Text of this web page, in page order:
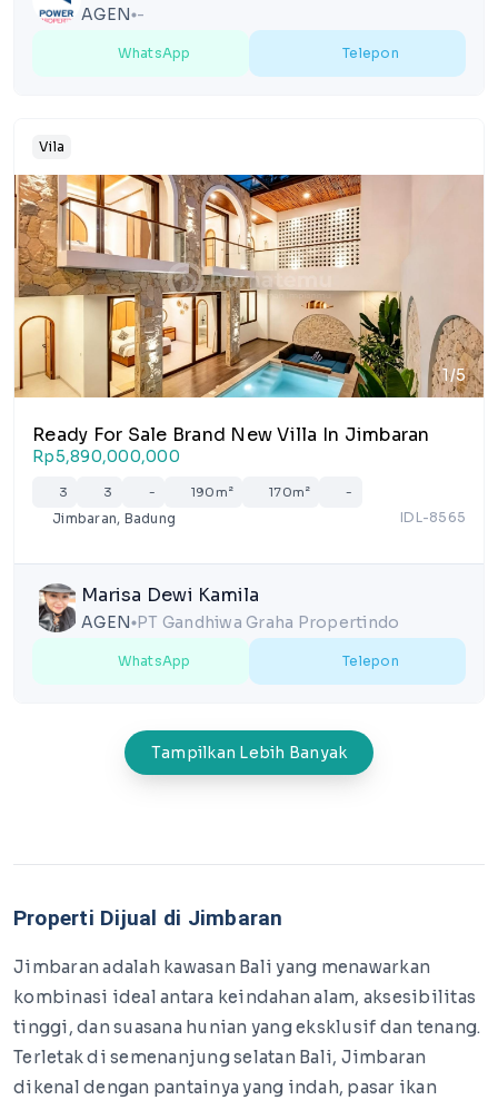
AGEN lens -
WhatsApp Telepon
Vila
1/5
Ready For Sale Brand New Villa In Jimbaran
Rp5,890,000,000
3 3 - 190m² 170m² -
Jimbaran, Badung IDL-8565
Marisa Dewi Kamila
AGEN lens PT Gandhiwa Graha Propertindo
WhatsApp Telepon
Tampilkan Lebih Banyak
Properti Dijual di Jimbaran
Jimbaran adalah kawasan Bali yang menawarkan
kombinasi ideal antara keindahan alam, aksesibilitas
tinggi, dan suasana hunian yang eksklusif dan tenang.
Terletak di semenanjung selatan Bali, Jimbaran
dikenal dengan pantainya yang indah, pasar ikan